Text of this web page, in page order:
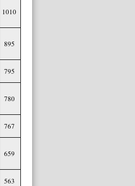
1010
895
795
780
767
659
563